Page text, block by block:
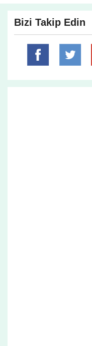
Bizi Takip Edin